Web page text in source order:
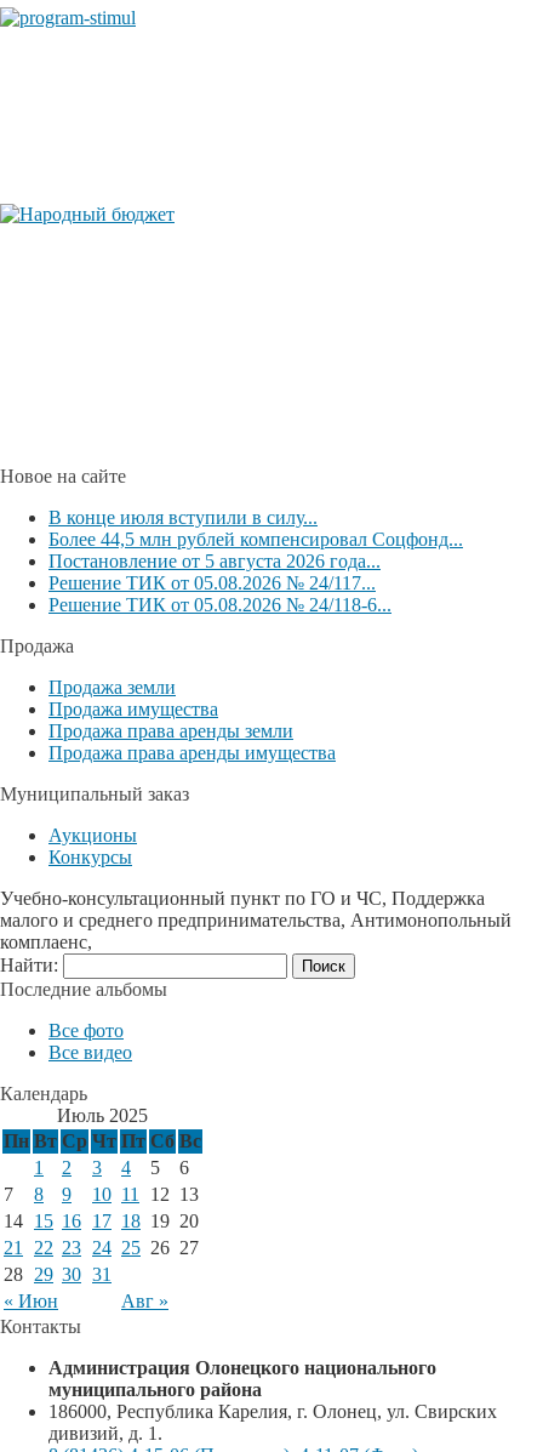
Новое на сайте
В конце июля вступили в силу...
Более 44,5 млн рублей компенсировал Соцфонд...
Постановление от 5 августа 2026 года...
Решение ТИК от 05.08.2026 № 24/117...
Решение ТИК от 05.08.2026 № 24/118-6...
Продажа
Продажа земли
Продажа имущества
Продажа права аренды земли
Продажа права аренды имущества
Муниципальный заказ
Аукционы
Конкурсы
Учебно-консультационный пункт по ГО и ЧС, Поддержка
малого и среднего предпринимательства, Антимонопольный
комплаенс,
Найти:
Последние альбомы
Все фото
Все видео
Календарь
Июль 2025
Пн Вт Ср Чт Пт Сб Вс
« Июн Авг »
1 2 3 4 5
6
7
8 9 10 11 12 13
14 15 16 17 18 19 20
21
22 23 24 25 26 27
28 29 30 31
Контакты
Администрация Олонецкого национального
муниципального района
186000, Республика Карелия, г. Олонец, ул. Свирских
дивизий, д. 1.